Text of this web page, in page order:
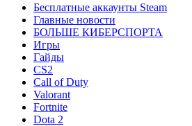
Бесплатные аккаунты Steam
Главные новости
БОЛЬШЕ КИБЕРСПОРТА
Игры
Гайды
CS2
Call of Duty
Valorant
Fortnite
Dota 2